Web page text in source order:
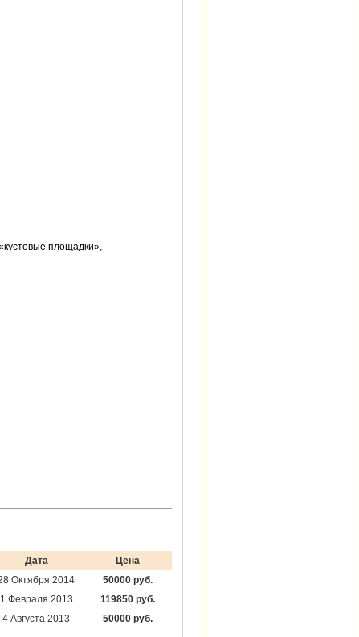
площадки»,
Дата
Цена
Октября 2014
50000 руб.
1 Февраля 2013
119850 руб.
4 Августа 2013 50000 руб.